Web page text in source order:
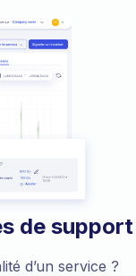
de support
d’un service ?